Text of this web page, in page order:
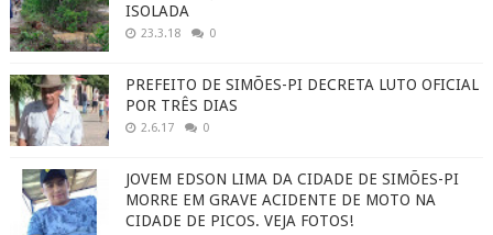
ISOLADA
23.3.18 0
PREFEITO DE SIMÕES-PI DECRETA LUTO OFICIAL
POR TRÊS DIAS
2.6.17 0
JOVEM EDSON LIMA DA CIDADE DE SIMÕES-PI
MORRE EM GRAVE ACIDENTE DE MOTO NA
CIDADE DE PICOS. VEJA FOTOS!